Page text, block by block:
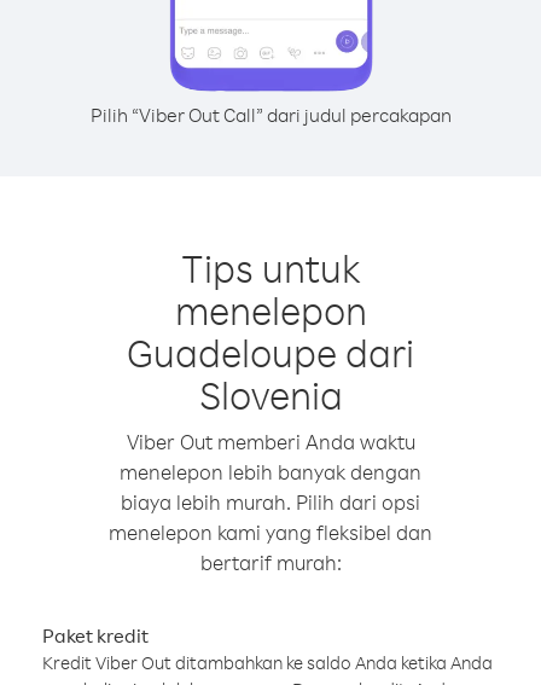
Pilih “Viber Out Call” dari judul percakapan
Tips untuk
menelepon
Guadeloupe dari
Slovenia
Viber Out memberi Anda waktu
menelepon lebih banyak dengan
biaya lebih murah. Pilih dari opsi
menelepon kami yang fleksibel dan
bertarif murah:
Paket kredit
Kredit Viber Out ditambahkan ke saldo Anda ketika Anda